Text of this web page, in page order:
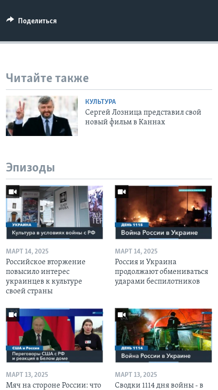
Поделиться
Читайте также
КУЛЬТУРА
Сергей Лозница представил свой
новый фильм в Каннах
Эпизоды
МАРТ 14, 2025
Российское вторжение
повысило интерес
украинцев к культуре
своей страны
МАРТ 14, 2025
Россия и Украина
продолжают обмениваться
ударами беспилотников
МАРТ 13, 2025
Мяч на стороне России: что
МАРТ 13, 2025
Сводки 1114 дня войны - в